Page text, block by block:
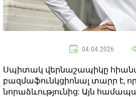
04.04.2026
Սպիտակ վերնաշապիկը
բազմաֆունկցիոնալ տարր է,
նորաձևությունից: Այն